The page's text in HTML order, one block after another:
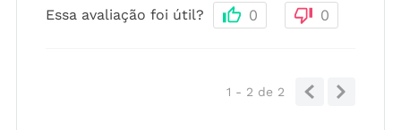
Essa avaliação foi útil? 0 0
1 - 2 de 2